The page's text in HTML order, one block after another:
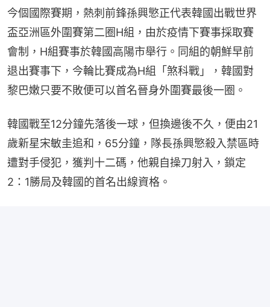
今個國際賽期，熱刺前鋒孫興慜正代表韓國出戰世界
盃亞洲區外圍賽第二圈H組，由於疫情下賽事採取賽
會制，H組賽事於韓國高陽市舉行。同組的朝鮮早前
退出賽事下，今輪比賽成為H組「煞科戰」，韓國對
黎巴嫩只要不敗便可以首名晉身外圍賽最後一圈。
韓國戰至12分鐘先落後一球，但換邊後不久，便由21
歲新星宋敏圭追和，65分鐘，隊長孫興慜殺入禁區時
遭對手侵犯，獲判十二碼，他親自操刀射入，鎖定
2：1勝局及韓國的首名出線資格。